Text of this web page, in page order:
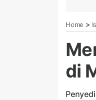
Home >
di